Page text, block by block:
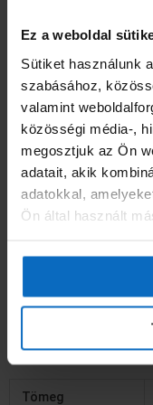
Ez a weboldal
Sütiket használunk
szabásához,
valamint
közösségi média-,
megosztjuk az Ön
adatait, akik
adatokkal,
Ön által használt
felhordásra.
felhordásra, illetve
Eszközök tisztítása:
hígítóval történhet.
180-220
Felhasználás előtt jól fel
Száradási idő:kb. 24
Tömeg